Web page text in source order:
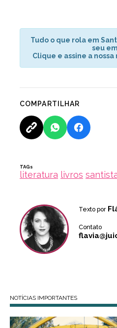
Tudo o que rola em
seu
Clique e assine a
COMPARTILHAR
TAGs
literatura livros
Texto por
Contato
NOTÍCIAS IMPORTANTES